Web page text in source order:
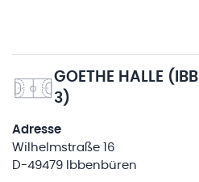
GOETHE HALLE (IBB
3)
Adresse
Wilhelmstraße 16
D-49479 Ibbenbüren